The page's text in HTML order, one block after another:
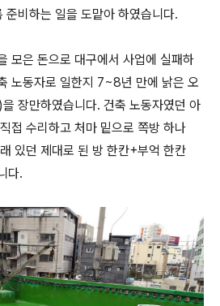
준비하는 일을 도맡아 하였습니다.
모은 돈으로 대구에서 사업에 실패하
노동자로 일한지 7~8년 만에 낡은 오
장만하였습니다. 건축 노동자였던 아
접 수리하고 처마 밑으로 쪽방 하나
있던 제대로 된 방 한칸+부억 한칸
다.